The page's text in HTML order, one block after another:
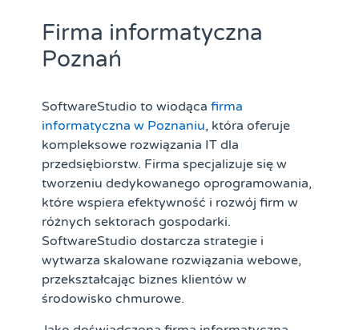
Firma informatyczna
Poznań
SoftwareStudio to wiodąca firma
informatyczna w Poznaniu, która oferuje
kompleksowe rozwiązania IT dla
przedsiębiorstw. Firma specjalizuje się w
tworzeniu dedykowanego oprogramowania,
które wspiera efektywność i rozwój firm w
różnych sektorach gospodarki.
SoftwareStudio dostarcza strategie i
wytwarza skalowane rozwiązania webowe,
przekształcając biznes klientów w
środowisko chmurowe.